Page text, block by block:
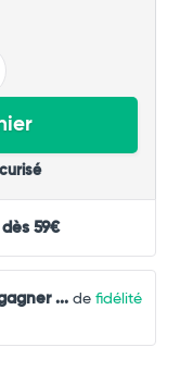
59€
...de fidélité